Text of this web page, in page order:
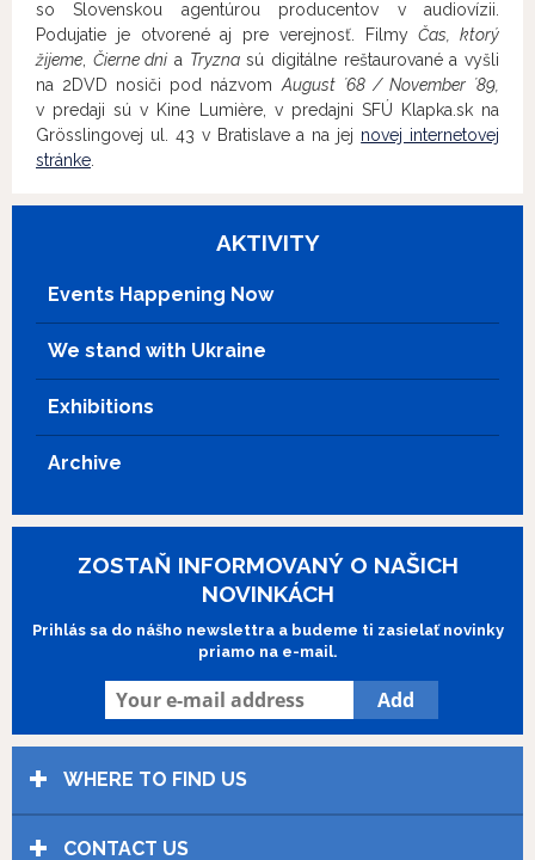
so Slovenskou agentúrou producentov v audiovízii.
Podujatie je otvorené aj pre verejnosť. FilmyČas, ktorý
žijeme Čierne dni a Tryznasú digitálne reštaurované a vyšli
na 2DVD nosiči pod názvom August ´68 / November ´89,
v predaji sú v Kine Lumière, v predajni SFÚ Klapka.sk na
Grösslingovej ul. 43 v Bratislave a na jej novej internetovej
stránke
AKTIVITY
Events Happening Now
We stand with Ukraine
Exhibitions
Archive
ZOSTAŇ INFORMOVANÝ O NAŠICH
NOVINKÁCH
Prihlás sa do nášho newslettra a budeme ti zasielať novinky
priamo na e-mail.
WHERE TO FIND US
CONTACT US